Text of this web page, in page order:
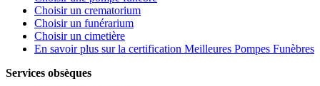
Choisir un crematorium
Choisir un funérarium
Choisir un cimetière
En savoir plus sur la certification Meilleures Pompes Funèbres
Services obsèques